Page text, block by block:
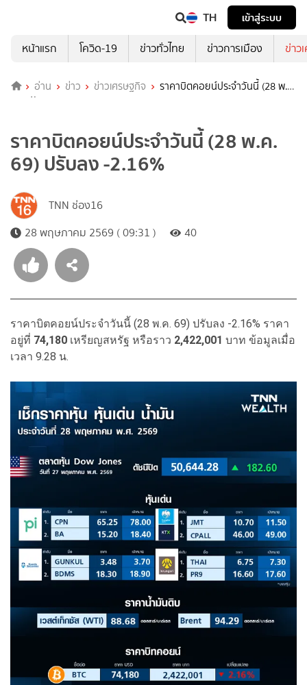
TH
เข้าสู่ระบบ
หน้าแรก
โควิด-19 ข่าวทั่วไทย ข่าวการเมือง ข่าว
อ่าน ข่าว ข่าวเศรษฐกิจ
ราคาบิตคอยน์ประจำวันนี้ (28 พ.ค.
69) ปรับลง -2.16%
ราคาบิตคอยน์ประจำวันนี้ (28 พ.ค.
69) ปรับลง -2.16%
TNN ช่อง16
28 พฤษภาคม 2569 ( 09:31 )
40
ราคาบิตคอยน์ประจำวันนี้ (28 พ.ค. 69) ปรับลง -2.16% ราคา
อยู่ที่ 74,180 เหรียญสหรัฐ หรือราว 2,422,001 บาท ข้อมูลเมื่อ
เวลา 9.28 น.